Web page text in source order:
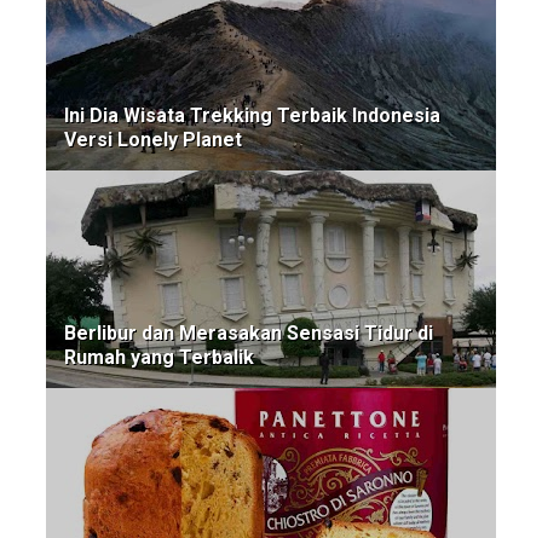
Ini Dia Wisata Trekking Terbaik Indonesia
Versi Lonely Planet
Berlibur dan Merasakan Sensasi Tidur di
Rumah yang Terbalik